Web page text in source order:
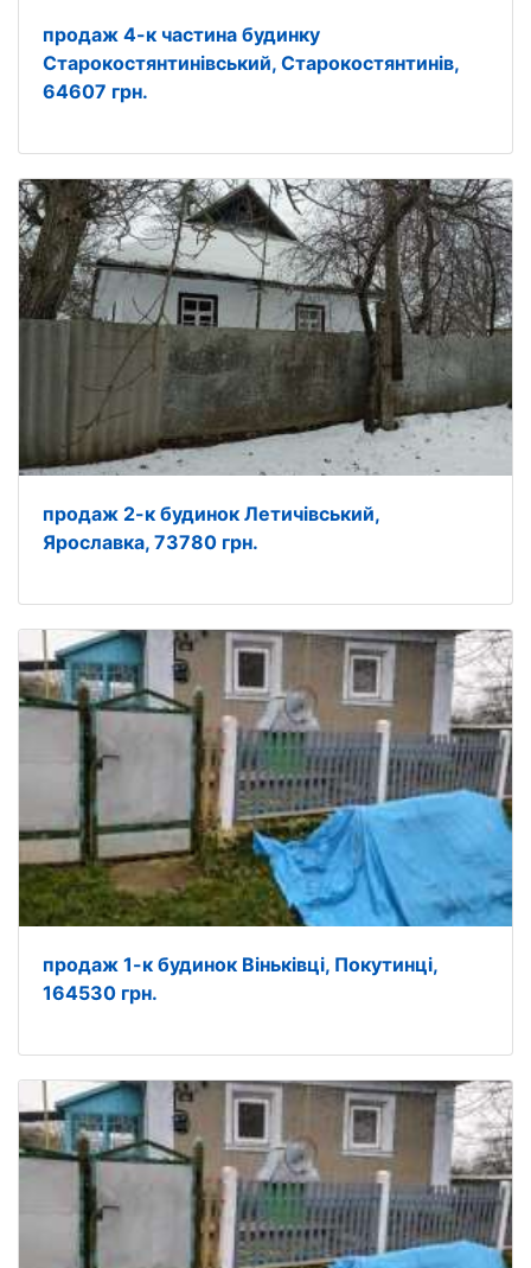
продаж 4-к частина будинку
Старокостянтинівський, Старокостянтинів,
64607 грн.
продаж 2-к будинок Летичівський,
Ярославка, 73780 грн.
продаж 1-к будинок Віньківці, Покутинці,
164530 грн.